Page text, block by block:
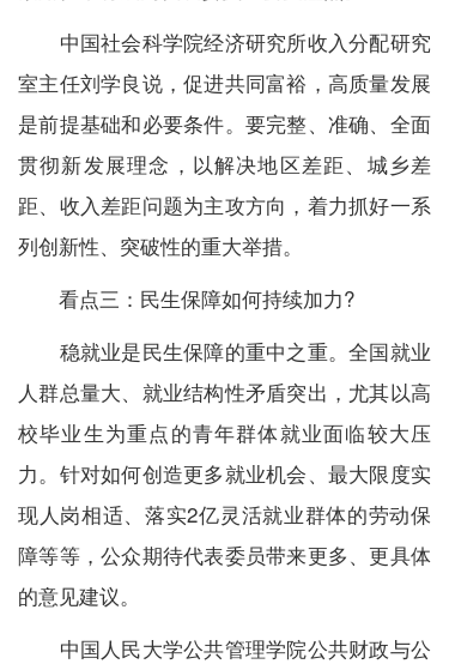
中国社会科学院经济研究所收入分配研究
室主任刘学良说，促进共同富裕，高质量发展
是前提基础和必要条件。要完整、准确、全面
贯彻新发展理念，以解决地区差距、城乡差
距、收入差距问题为主攻方向，着力抓好一系
列创新性、突破性的重大举措。
看点三：民生保障如何持续加力?
稳就业是民生保障的重中之重。全国就业
人群总量大、就业结构性矛盾突出，尤其以高
校毕业生为重点的青年群体就业面临较大压
力。针对如何创造更多就业机会、最大限度实
现人岗相适、落实2亿灵活就业群体的劳动保
障等等，公众期待代表委员带来更多、更具体
的意见建议。
中国人民大学公共管理学院公共财政与公